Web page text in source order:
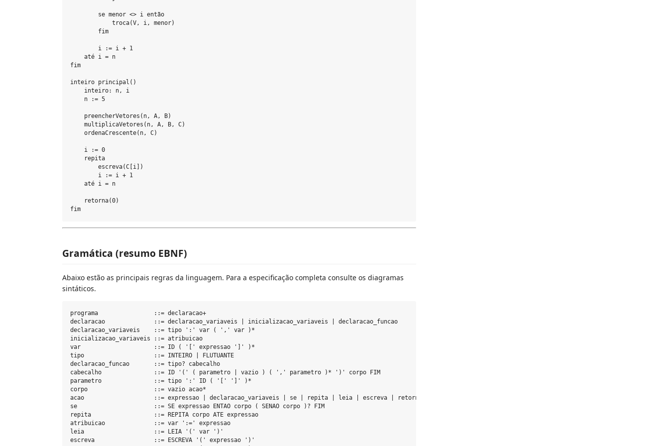
        se menor <> i então
            troca(V, i, menor)
        fim
        i := i + 1
    até i = n
fim
inteiro principal()
    inteiro: n, i
    n := 5
    preencherVetores(n, A, B)
    multiplicaVetores(n, A, B, C)
    ordenaCrescente(n, C)
    i := 0
    repita
        escreva(C[i])
        i := i + 1
    até i = n
    retorna(0)
Gramática (resumo EBNF)
Abaixo estão as principais regras da linguagem. Para a especificação completa consulte os diagramas
sintáticos.
programa                ::= declaracao+
declaracao              ::= declaracao_variaveis | inicializacao_variaveis | declaracao_funcao
declaracao_variaveis    ::= tipo ':' var ( ',' var )*
inicializacao_variaveis ::= atribuicao
var                     ::= ID ( '[' expressao ']' )*
tipo                    ::= INTEIRO | FLUTUANTE
declaracao_funcao       ::= tipo? cabecalho
cabecalho               ::= ID '(' ( parametro | vazio ) ( ',' parametro )* ')' corpo FIM
parametro               ::= tipo ':' ID ( '[' ']' )*
corpo                   ::= vazio acao*
acao                    ::= expressao | declaracao_variaveis | se | repita | leia | escreva | retorna | erro
se                      ::= SE expressao ENTAO corpo ( SENAO corpo )? FIM
repita                  ::= REPITA corpo ATE expressao
atribuicao              ::= var ':=' expressao
leia                    ::= LEIA '(' var ')'
escreva                 ::= ESCREVA '(' expressao ')'